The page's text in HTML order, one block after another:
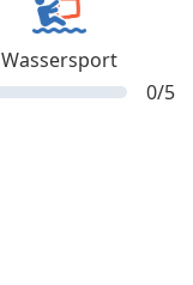
Wassersport
0/5